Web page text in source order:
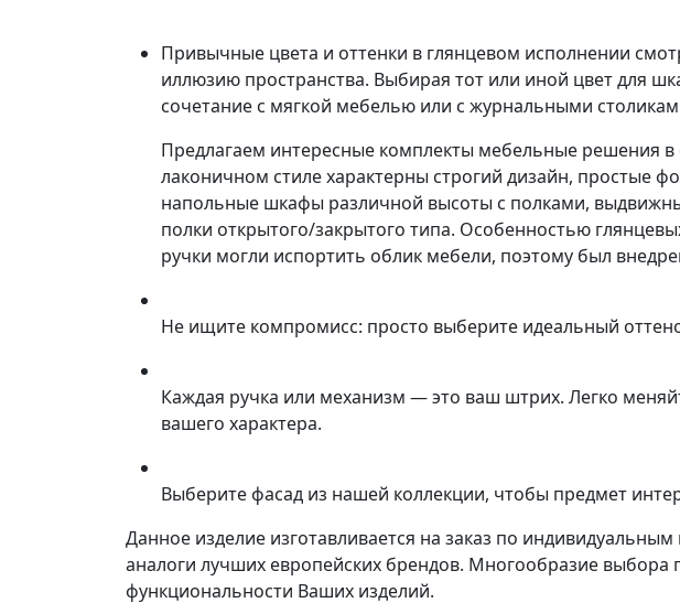
Привычные цвета и оттенки в глянцевом исполнении
иллюзию пространства. Выбирая тот или иной цвет для
сочетание с мягкой мебелью или с журнальными
Предлагаем интересные комплекты мебельные решения
лаконичном стиле характерны строгий дизайн, простые
напольные шкафы различной высоты с полками,
полки открытого/закрытого типа. Особенностью
ручки могли испортить облик мебели, поэтому был
Не ищите компромисс: просто выберите идеальный
Каждая ручка или механизм — это ваш штрих. Легко
вашего характера.
Выберите фасад из нашей коллекции, чтобы предмет
Данное изделие изготавливается на заказ по
аналоги лучших европейских брендов. Многообразие
функциональности Ваших изделий.